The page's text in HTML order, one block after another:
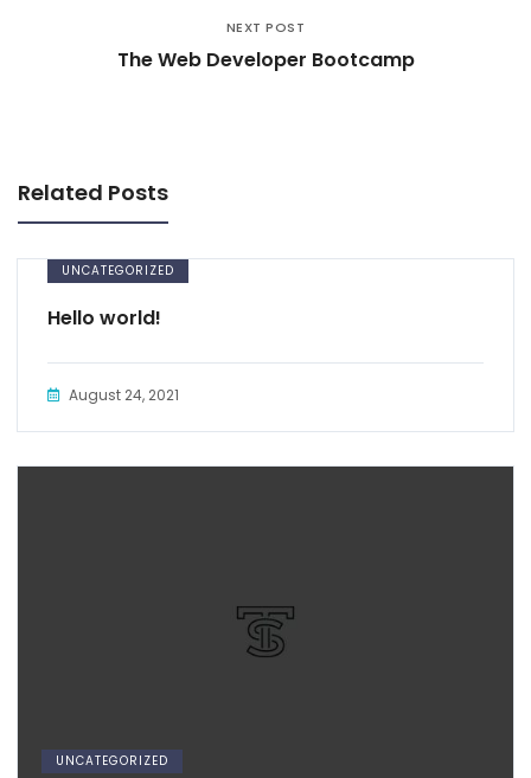
NEXT POST
The Web Developer Bootcamp
Related Posts
UNCATEGORIZED
Hello world!
August 24, 2021
UNCATEGORIZED